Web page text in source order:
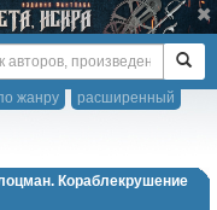
расширенный
жанру
Кораблекрушение